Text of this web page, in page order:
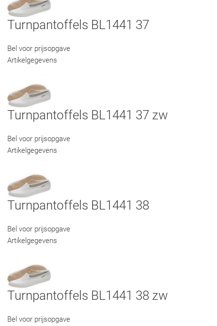
Turnpantoffels BL1441 37
Bel voor prijsopgave
Artikelgegevens
Turnpantoffels BL1441 37 zw
Bel voor prijsopgave
Artikelgegevens
Turnpantoffels BL1441 38
Bel voor prijsopgave
Artikelgegevens
Turnpantoffels BL1441 38 zw
Bel voor prijsopgave